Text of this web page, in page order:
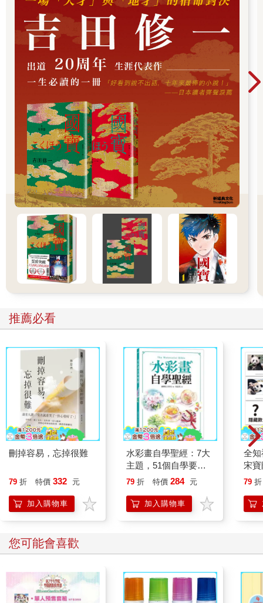
推薦必看
刪掉容易，忘掉很難
79 折 特價 332 元
加入購物車
水彩畫自學聖經：7大
主題，51個自學要
點，一本最全面的水彩
79 折 特價 284 元
加入購物車
全
宋
日
79 折
您可能會喜歡